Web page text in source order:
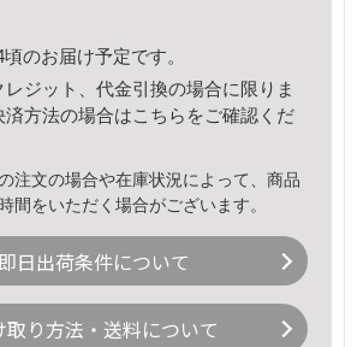
のお届け予定です。
ジット、代金引換の場合に限りま
方法の場合はこちら をご確認くだ
注文の場合や在庫状況によって、商品
間をいただく場合がございます。
即日出荷条件について
取り方法・送料について